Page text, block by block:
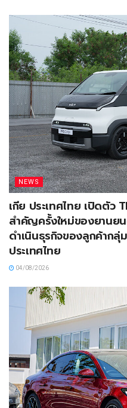
NEWS
เกีย ประเทศไทย เปิดตัว
สำคัญครั้งใหม่ของยานย
ดำเนินธุรกิจของลูกค้าก
ประเทศไทย
04/08/2026